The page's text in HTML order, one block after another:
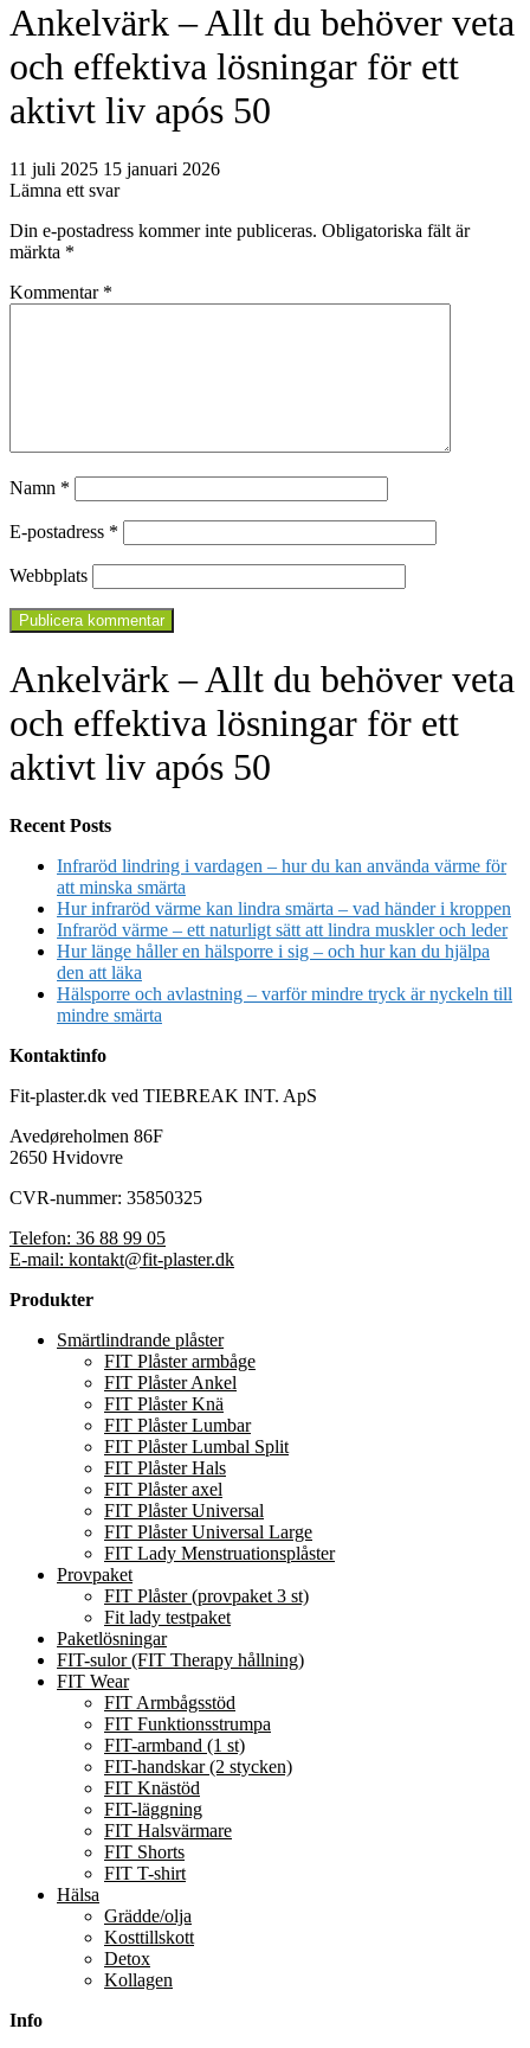
Ankelvärk – Allt du behöver veta
och effektiva lösningar för ett
aktivt liv após 50
11 juli 2025 15 januari 2026
Lämna ett svar
Din e-postadress kommer inte publiceras. Obligatoriska fält är
märkta *
Kommentar *
Namn *
E-postadress *
Webbplats
Ankelvärk – Allt du behöver veta
och effektiva lösningar för ett
aktivt liv após 50
Recent Posts
Infraröd lindring i vardagen – hur du kan använda värme för
att minska smärta
Hur infraröd värme kan lindra smärta – vad händer i kroppen
Infraröd värme – ett naturligt sätt att lindra muskler och leder
Hur länge håller en hälsporre i sig – och hur kan du hjälpa
den att läka
Hälsporre och avlastning – varför mindre tryck är nyckeln till
mindre smärta
Kontaktinfo
Fit-plaster.dk ved TIEBREAK INT. ApS
Avedøreholmen 86F
2650 Hvidovre
CVR-nummer: 35850325
Telefon: 36 88 99 05
E-mail: kontakt@fit-plaster.dk
Produkter
Smärtlindrande plåster
FIT Plåster armbåge
FIT Plåster Ankel
FIT Plåster Knä
FIT Plåster Lumbar
FIT Plåster Lumbal Split
FIT Plåster Hals
FIT Plåster axel
FIT Plåster Universal
FIT Plåster Universal Large
FIT Lady Menstruationsplåster
Provpaket
FIT Plåster (provpaket 3 st)
Fit lady testpaket
Paketlösningar
FIT-sulor (FIT Therapy hållning)
FIT Wear
FIT Armbågsstöd
FIT Funktionsstrumpa
FIT-armband (1 st)
FIT-handskar (2 stycken)
FIT Knästöd
FIT-läggning
FIT Halsvärmare
FIT Shorts
FIT T-shirt
Hälsa
Grädde/olja
Kosttillskott
Detox
Kollagen
Info